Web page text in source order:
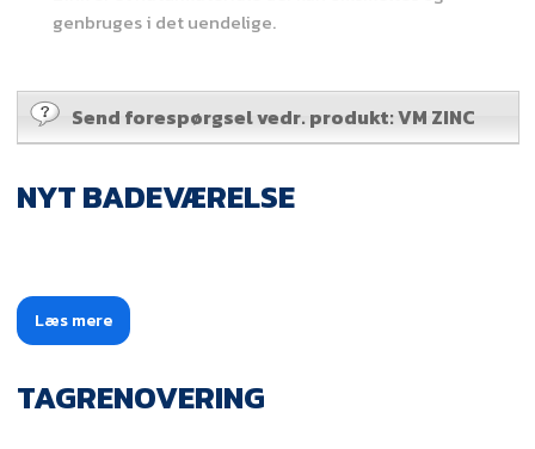
genbruges i det uendelige.
Send forespørgsel vedr. produkt: VM ZINC
NYT BADEVÆRELSE
Læs mere​
TAGRENOVERING